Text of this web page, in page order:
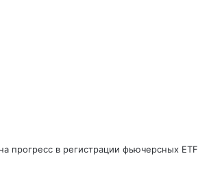
в регистрации фьючерсных ETF